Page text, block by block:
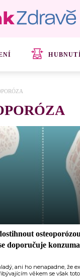
doporučuje
ani ho nenapadne, že
věkem se však toto